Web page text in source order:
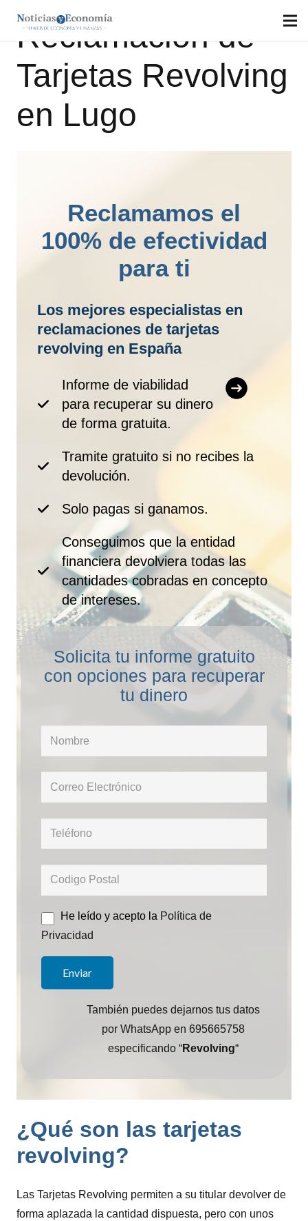
Reclamación de
Tarjetas Revolving
en Lugo
Reclamamos el
100% de efectividad
para ti
Los mejores especialistas en
reclamaciones de tarjetas
revolving en España
Informe de viabilidad
para recuperar su dinero
de forma gratuita.
Tramite gratuito si no recibes la
devolución.
Solo pagas si ganamos.
Conseguimos que la entidad
financiera devolviera todas las
cantidades cobradas en concepto
de intereses.
Solicita tu informe gratuito
con opciones para recuperar
tu dinero
He leído y acepto la Política de
Privacidad
También puedes dejarnos tus datos
por WhatsApp en 695665758
especificando “Revolving“
¿Qué son las tarjetas
revolving?
Las Tarjetas Revolving permiten a su titular devolver de
forma aplazada la cantidad dispuesta, pero con unos